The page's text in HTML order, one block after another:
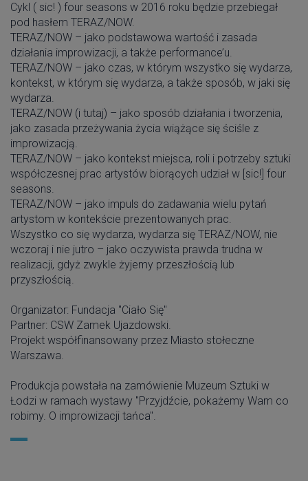
Cykl ( sic! ) four seasons w 2016 roku będzie przebiegał
pod hasłem TERAZ/NOW.
TERAZ/NOW – jako podstawowa wartość i zasada
działania improwizacji, a także performance’u.
TERAZ/NOW – jako czas, w którym wszystko się wydarza,
kontekst, w którym się wydarza, a także sposób, w jaki się
wydarza.
TERAZ/NOW (i tutaj) – jako sposób działania i tworzenia,
jako zasada przeżywania życia wiążące się ściśle z
improwizacją.
TERAZ/NOW – jako kontekst miejsca, roli i potrzeby sztuki
współczesnej prac artystów biorących udział w [sic!] four
seasons.
TERAZ/NOW – jako impuls do zadawania wielu pytań
artystom w kontekście prezentowanych prac.
Wszystko co się wydarza, wydarza się TERAZ/NOW, nie
wczoraj i nie jutro – jako oczywista prawda trudna w
realizacji, gdyż zwykle żyjemy przeszłością lub
przyszłością.
Organizator: Fundacja "Ciało Się"
Partner: CSW Zamek Ujazdowski.
Projekt współfinansowany przez Miasto stołeczne
Warszawa.
Produkcja powstała na zamówienie Muzeum Sztuki w
Łodzi w ramach wystawy "Przyjdźcie, pokażemy Wam co
robimy. O improwizacji tańca".